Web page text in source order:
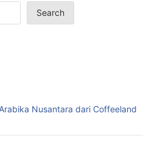
Search
Nusantara dari Coffeeland